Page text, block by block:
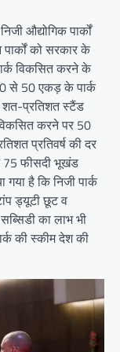
औद्योगिक पार्कों
को सरकार के
विकसित करने के
से 50 एकड़ के पार्क
प्रतिशत स्टैंड
करने पर 50
प्रतिवर्ष की दर
75 फीसदी भूखंड
है कि निजी पार्क
ड्यूटी छूट व
का लाभ भी
की स्कीम देश की